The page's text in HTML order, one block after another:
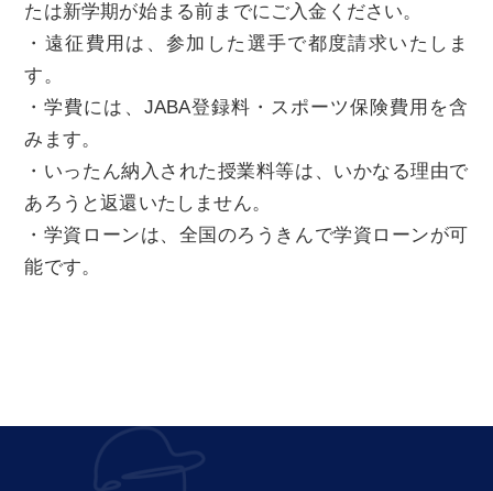
たは新学期が始まる前までにご入金ください。
・遠征費用は、参加した選手で都度請求いたしま
す。
・学費には、JABA登録料・スポーツ保険費用を含
みます。
・いったん納入された授業料等は、いかなる理由で
あろうと返還いたしません。
・学資ローンは、全国のろうきんで学資ローンが可
能です。